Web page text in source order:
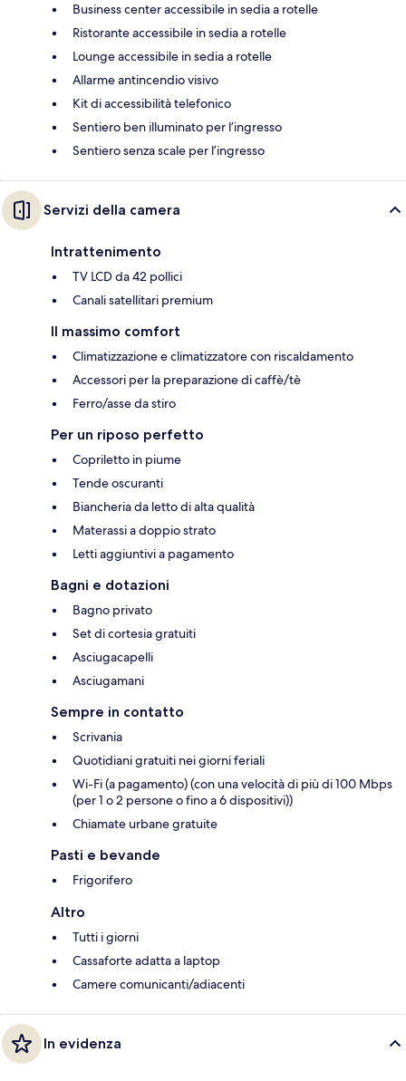
Business center accessibile in sedia a rotelle
Ristorante accessibile in sedia a rotelle
Lounge accessibile in sedia a rotelle
Allarme antincendio visivo
Kit di accessibilità telefonico
Sentiero ben illuminato per l’ingresso
Sentiero senza scale per l’ingresso
Servizi della camera
Intrattenimento
TV LCD da 42 pollici
Canali satellitari premium
Il massimo comfort
Climatizzazione e climatizzatore con riscaldamento
Accessori per la preparazione di caffè/tè
Ferro/asse da stiro
Per un riposo perfetto
Copriletto in piume
Tende oscuranti
Biancheria da letto di alta qualità
Materassi a doppio strato
Letti aggiuntivi a pagamento
Bagni e dotazioni
Bagno privato
Set di cortesia gratuiti
Asciugacapelli
Asciugamani
Sempre in contatto
Scrivania
Quotidiani gratuiti nei giorni feriali
Wi-Fi (a pagamento) (con una velocità di più di 100 Mbps
(per 1 o 2 persone o fino a 6 dispositivi))
Chiamate urbane gratuite
Pasti e bevande
Frigorifero
Altro
Tutti i giorni
Cassaforte adatta a laptop
Camere comunicanti/adiacenti
In evidenza